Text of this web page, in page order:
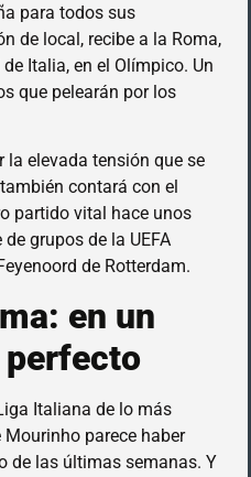
para todos sus
de local, recibe a la Roma,
Italia, en el Olímpico. Un
que pelearán por los
elevada tensión que se
contará con el
partido vital hace unos
grupos de la UEFA
de Rotterdam.
en un
Italiana de lo más
parece haber
de las últimas semanas. Y